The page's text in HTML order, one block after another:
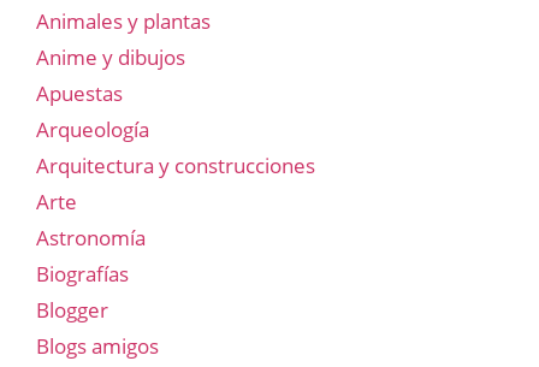
Animales y plantas
Anime y dibujos
Apuestas
Arqueología
Arquitectura y construcciones
Arte
Astronomía
Biografías
Blogger
Blogs amigos